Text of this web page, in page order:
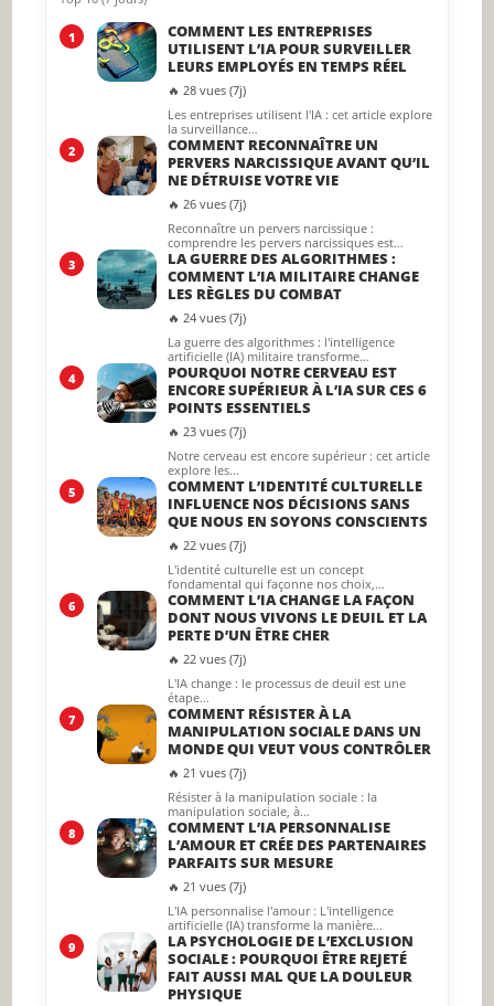
1
COMMENT LES ENTREPRISES
UTILISENT L’IA POUR SURVEILLER
LEURS EMPLOYÉS EN TEMPS RÉEL
🔥 28 vues (7j)
Les entreprises utilisent l'IA : cet article explore
la surveillance…
2
COMMENT RECONNAÎTRE UN
PERVERS NARCISSIQUE AVANT QU’IL
NE DÉTRUISE VOTRE VIE
🔥 26 vues (7j)
Reconnaître un pervers narcissique :
comprendre les pervers narcissiques est…
3
LA GUERRE DES ALGORITHMES :
COMMENT L’IA MILITAIRE CHANGE
LES RÈGLES DU COMBAT
🔥 24 vues (7j)
La guerre des algorithmes : l'intelligence
artificielle (IA) militaire transforme…
4
POURQUOI NOTRE CERVEAU EST
ENCORE SUPÉRIEUR À L’IA SUR CES 6
POINTS ESSENTIELS
🔥 23 vues (7j)
Notre cerveau est encore supérieur : cet article
explore les…
5
COMMENT L’IDENTITÉ CULTURELLE
INFLUENCE NOS DÉCISIONS SANS
QUE NOUS EN SOYONS CONSCIENTS
🔥 22 vues (7j)
L'identité culturelle est un concept
fondamental qui façonne nos choix,…
6
COMMENT L’IA CHANGE LA FAÇON
DONT NOUS VIVONS LE DEUIL ET LA
PERTE D’UN ÊTRE CHER
🔥 22 vues (7j)
L'IA change : le processus de deuil est une
étape…
7
COMMENT RÉSISTER À LA
MANIPULATION SOCIALE DANS UN
MONDE QUI VEUT VOUS CONTRÔLER
🔥 21 vues (7j)
Résister à la manipulation sociale : la
manipulation sociale, à…
8
COMMENT L’IA PERSONNALISE
L’AMOUR ET CRÉE DES PARTENAIRES
PARFAITS SUR MESURE
🔥 21 vues (7j)
L'IA personnalise l'amour : L'intelligence
artificielle (IA) transforme la manière…
9
LA PSYCHOLOGIE DE L’EXCLUSION
SOCIALE : POURQUOI ÊTRE REJETÉ
FAIT AUSSI MAL QUE LA DOULEUR
PHYSIQUE